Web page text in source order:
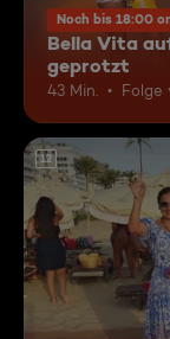
Noch bis 18:00
Bella Vita
geprotzt
43 Min. Folge
12